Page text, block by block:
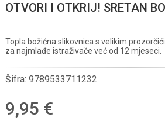
OTVORI I OTKRIJ! SRETAN
Topla božićna slikovnica s velikim
za najmlađe istraživače već od 12 mjeseci.
Šifra: 9789533711232
9,95 €